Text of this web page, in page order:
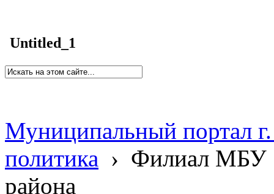
Untitled_1
Муниципальный портал
политика › Филиал МБУ
района